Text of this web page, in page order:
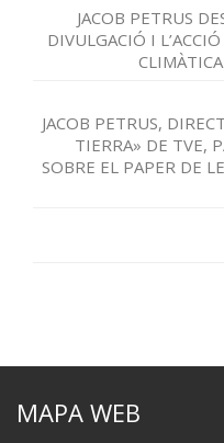
JACOB PETRUS
DIVULGACIÓ I
JACOB PETRUS,
TIERRA» DE TVE,
SOBRE EL PAPER DE
MAPA WEB